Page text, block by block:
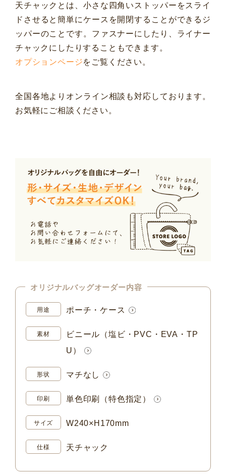
天チャックとは、小さな四角いストッパーをスライ
ドさせると簡単にケースを開閉することができるジ
ッパーのことです。ファスナーにしたり、ライナー
チャックにしたりすることもできます。
オプションページをご覧ください。
全国各地よりオンライン相談も対応しております。
お気軽にご相談ください。
オリジナルバッグオーダー内容
用途 ポーチ・ケース
素材
ビニール（塩ビ・PVC・EVA・TP
U）
形状 マチなし
印刷 単色印刷（特色指定）
サイズ W240×H170mm
仕様 天チャック